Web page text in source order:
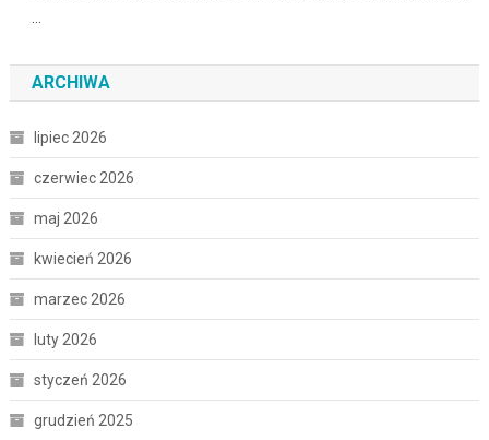
ARCHIWA
lipiec 2026
czerwiec 2026
maj 2026
kwiecień 2026
marzec 2026
luty 2026
styczeń 2026
grudzień 2025